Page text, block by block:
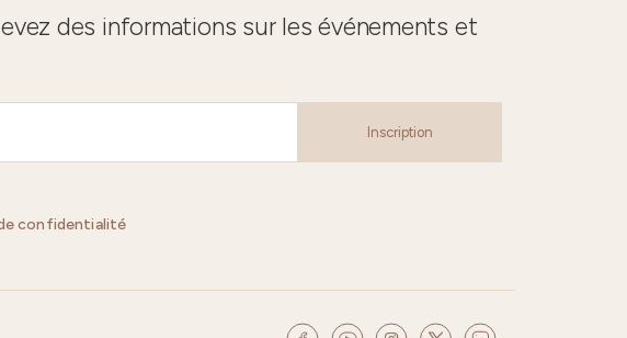
des informations sur les événements et
Inscription
confidentialité